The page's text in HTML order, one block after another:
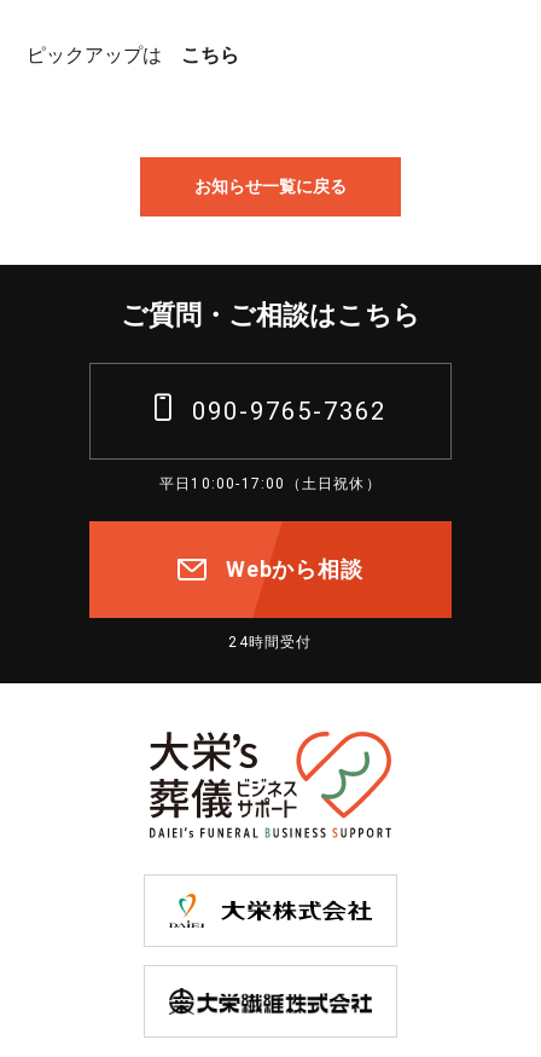
ピックアップは こちら
お知らせ一覧に戻る
ご質問・ご相談はこちら
090-9765-7362
平日10:00-17:00（土日祝休）
Webから相談
24時間受付